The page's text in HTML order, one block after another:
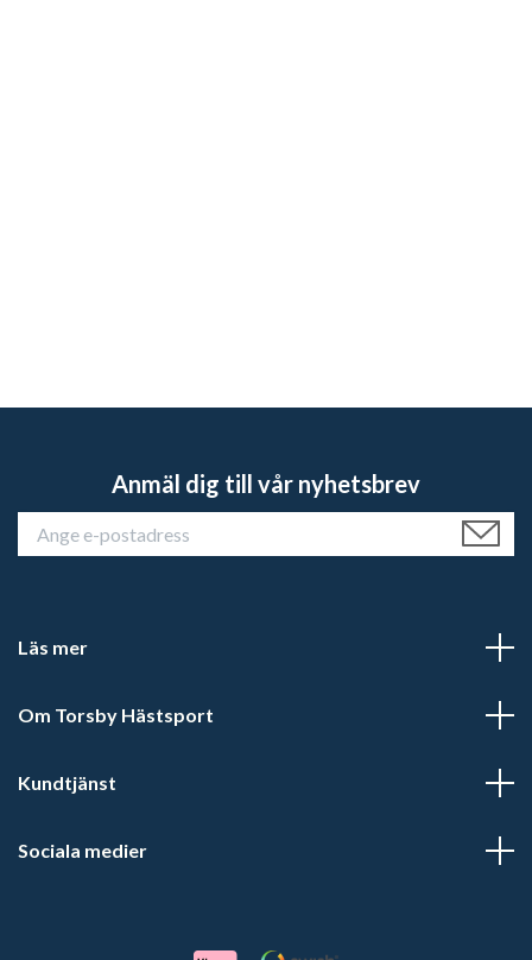
Anmäl dig till vår nyhetsbrev
Läs mer
Om Torsby Hästsport
Kundtjänst
Sociala medier